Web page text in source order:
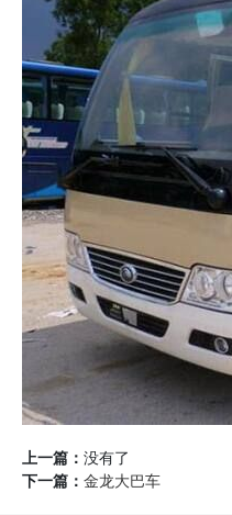
上一篇： 没有了
下一篇： 金龙大巴车